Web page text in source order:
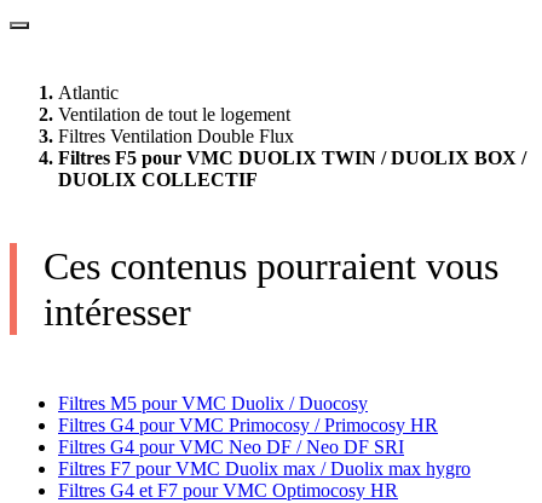
Atlantic
Ventilation de tout le logement
Filtres Ventilation Double Flux
Filtres F5 pour VMC DUOLIX TWIN / DUOLIX BOX /
DUOLIX COLLECTIF
Ces contenus pourraient vous
intéresser
Filtres M5 pour VMC Duolix / Duocosy
Filtres G4 pour VMC Primocosy / Primocosy HR
Filtres G4 pour VMC Neo DF / Neo DF SRI
Filtres F7 pour VMC Duolix max / Duolix max hygro
Filtres G4 et F7 pour VMC Optimocosy HR